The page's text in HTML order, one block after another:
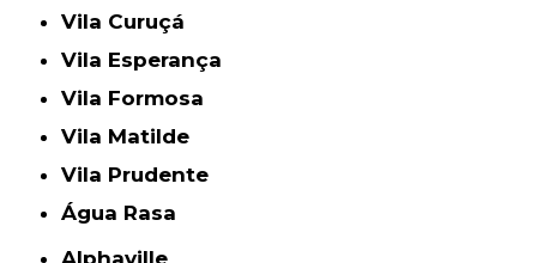
Vila Curuçá
Vila Esperança
Vila Formosa
Vila Matilde
Vila Prudente
Água Rasa